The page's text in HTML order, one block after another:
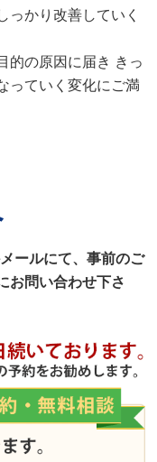
っかり改善していく
的の原因に届き きっ
っていく変化にご満
ールにて、事前のご
お問い合わせ下さ